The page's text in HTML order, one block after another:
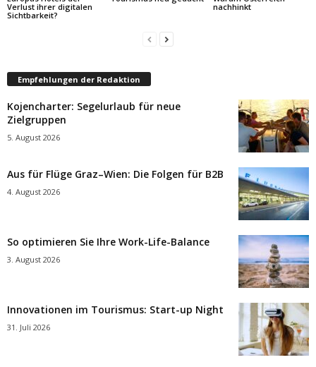
Verlust ihrer digitalen
Sichtbarkeit?
nachhinkt
Empfehlungen der Redaktion
Kojencharter: Segelurlaub für neue
Zielgruppen
5. August 2026
Aus für Flüge Graz–Wien: Die Folgen für B2B
4. August 2026
So optimieren Sie Ihre Work-Life-Balance
3. August 2026
Innovationen im Tourismus: Start-up Night
31. Juli 2026